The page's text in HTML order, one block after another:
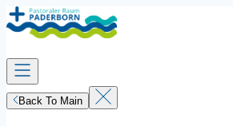
Zum
Inhalt
springen
Back To Main